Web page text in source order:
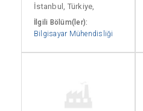
İstanbul, Türkiye,
İlgili Bölüm(ler):
Bilgisayar Mühendisliği